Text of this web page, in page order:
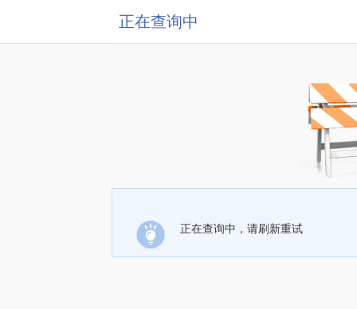
正在查询中
正在查询中，请刷新重试